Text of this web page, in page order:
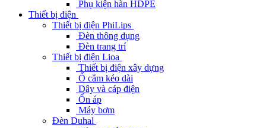
Phụ kiện hàn HDPE
Thiết bị điện
Thiết bị điện PhiLips
Đèn thông dụng
Đèn trang trí
Thiết bị điện Lioa
Thiết bị điện xây dựng
Ổ cắm kéo dài
Dây và cáp điện
Ổn áp
Máy bơm
Đèn Duhal